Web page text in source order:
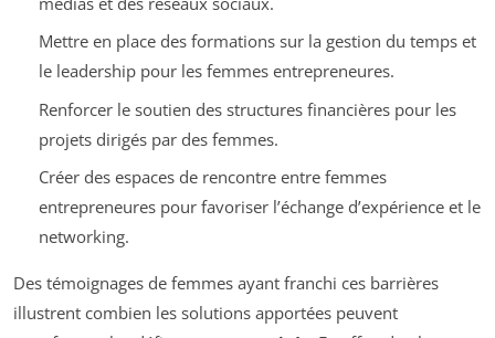
Mettre en place des formations sur la gestion du temps et
le leadership pour les femmes entrepreneures.
Renforcer le soutien des structures financières pour les
projets dirigés par des femmes.
Créer des espaces de rencontre entre femmes
entrepreneures pour favoriser l’échange d’expérience et le
networking.
Des témoignages de femmes ayant franchi ces barrières
illustrent combien les solutions apportées peuvent